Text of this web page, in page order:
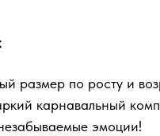
размер по росту и
карнавальный
эмоции!